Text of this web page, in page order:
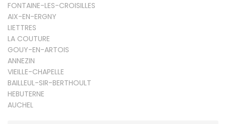
FONTAINE-LES-CROISILLES
AIX-EN-ERGNY
LIETTRES
LA COUTURE
GOUY-EN-ARTOIS
ANNEZIN
VIEILLE-CHAPELLE
BAILLEUL-SIR-BERTHOULT
HEBUTERNE
AUCHEL